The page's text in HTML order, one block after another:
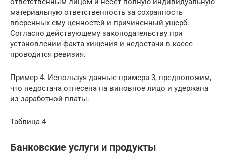
материальную ответственность за сохранность
вверенных ему ценностей и причиненный ущерб.
Согласно действующему законодательству при
установлении факта хищения и недостачи в кассе
проводится ревизия.
Пример 4. Используя данные примера 3, предположим,
что недостача отнесена на виновное лицо и удержана
из заработной платы.
Таблица 4
Банковские услуги и продукты